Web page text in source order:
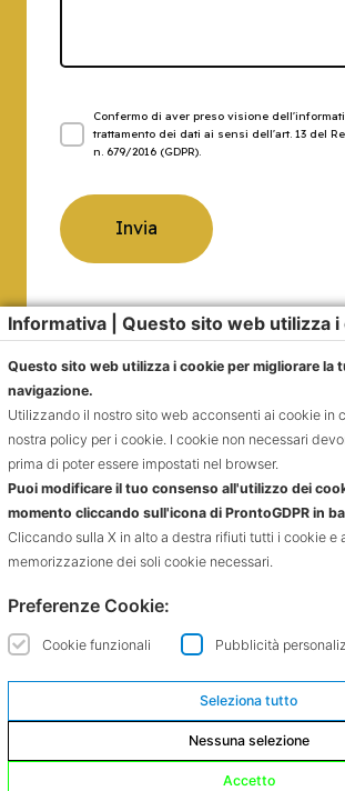
Confermo di aver preso visione
trattamento dei dati ai sensi dell'art. 13 del
n. 679/2016 (GDPR).
Email
info@ferroniesalomoni.it
Email 2
info@onoranzeferroni.it
Seguici
Informativa | Questo sito web utilizza i
Questo sito web utilizza i cookie per migliorare la
navigazione.
Utilizzando il nostro sito web acconsenti ai cookie in
nostra policy per i cookie. I cookie non necessari
prima di poter essere impostati nel browser.
Puoi modificare il tuo consenso all'utilizzo dei
momento cliccando sull'icona di ProntoGDPR in
Cliccando sulla X in alto a destra rifiuti tutti i cookie e
memorizzazione dei soli cookie necessari.
Preferenze Cookie:
Cookie funzionali Pubblicità
Seleziona tutto
Nessuna selezione
Accetto